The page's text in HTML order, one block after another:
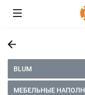
BLUM
МЕБЕЛЬНЫЕ